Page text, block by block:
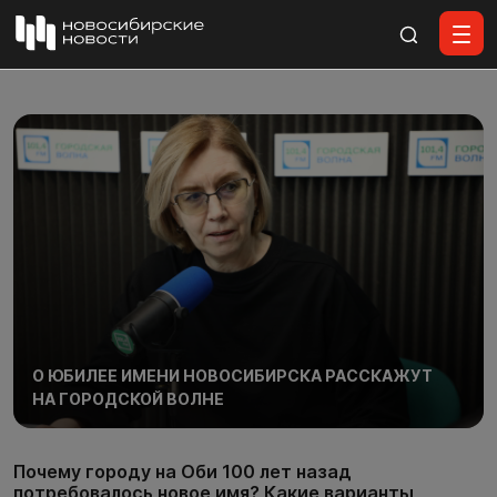
О ЮБИЛЕЕ ИМЕНИ НОВОСИБИРСКА РАССКАЖУТ
НА ГОРОДСКОЙ ВОЛНЕ
Почему городу на Оби 100 лет назад
потребовалось новое имя? Какие варианты